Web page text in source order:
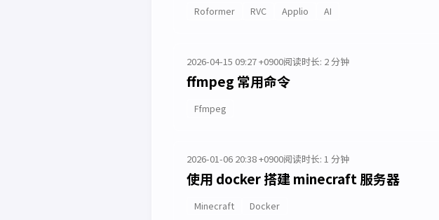
Roformer RVC Applio AI
2026-04-15 09:27 +0900阅读时长: 2 分钟
ffmpeg 常用命令
Ffmpeg
2026-01-06 20:38 +0900阅读时长: 1 分钟
使用 docker 搭建 minecraft 服务器
Minecraft Docker